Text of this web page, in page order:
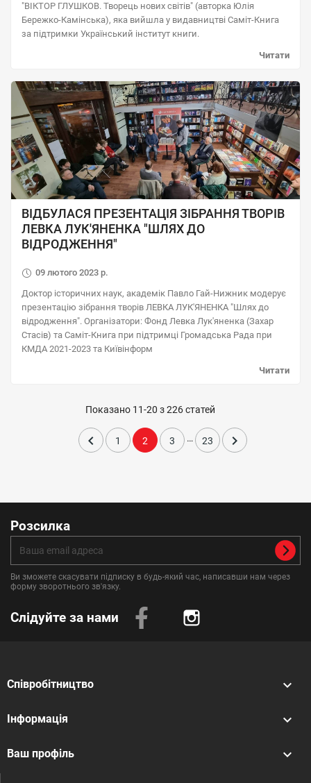
"ВІКТОР ГЛУШКОВ. Творець нових світів" (авторка Юлія
Бережко-Камінська), яка вийшла у видавництві Саміт-Книга
за підтримки Український інститут книги.
Читати
ВІДБУЛАСЯ ПРЕЗЕНТАЦІЯ ЗІБРАННЯ ТВОРІВ
ЛЕВКА ЛУК'ЯНЕНКА "ШЛЯХ ДО
ВІДРОДЖЕННЯ"
09 лютого 2023 р.
Доктор історичних наук, академік Павло Гай-Нижник модерує
презентацію зібрання творів ЛЕВКА ЛУК'ЯНЕНКА "Шлях до
відродження". Організатори: Фонд Левка Лук'яненка (Захар
Стасів) та Саміт-Книга при підтримці Громадська Рада при
КМДА 2021-2023 та Київінформ
Читати
Показано 11-20 з 226 статей
 1 2 3 … 23 
Розсилка
Ви зможете скасувати підписку в будь-який час, написавши нам через
форму зворотнього зв'язку.
Слідуйте за нами
Співробітництво 
Інформація 
Ваш профіль 